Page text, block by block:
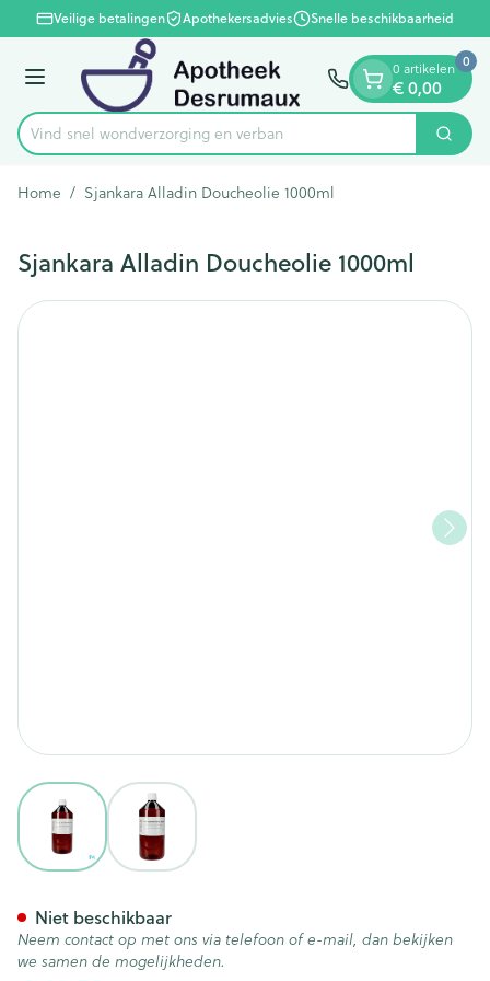
Ga naar de inhoud
1 van 1Veilige betalingen Apothekersadvies Snelle beschikbaarheid
Menu
Product, merk, categorie...
Vind snel wondverzorging en Zoek
0 artikelen
€ 0,00
0
Home / Sjankara Alladin Doucheolie 1000ml
Sjankara Alladin Doucheolie 1000ml
View larger imageView larger image
Niet beschikbaar
Neem contact op met ons via telefoon of e-mail, dan bekijken
we samen de mogelijkheden.